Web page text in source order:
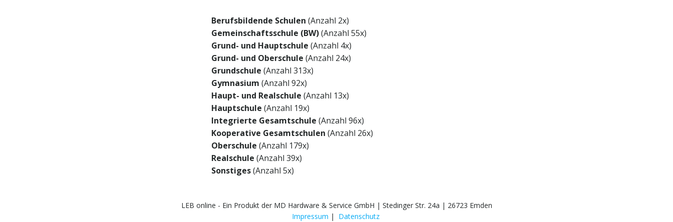
Berufsbildende Schulen (Anzahl 2x)
Gemeinschaftsschule (BW)(Anzahl 55x)
Grund- und Hauptschule (Anzahl 4x)
Grund- und Oberschule (Anzahl 24x)
Grundschule (Anzahl 313x)
Gymnasium (Anzahl 92x)
Haupt- und Realschule (Anzahl 13x)
Hauptschule (Anzahl 19x)
Integrierte Gesamtschule (Anzahl 96x)
Kooperative Gesamtschulen (Anzahl 26x)
Oberschule (Anzahl 179x)
Realschule (Anzahl 39x)
Sonstiges(Anzahl 5x)
LEB online - Ein Produkt der MD Hardware & Service GmbH | Stedinger Str. 24a | 26723 Emden
Impressum | Datenschutz